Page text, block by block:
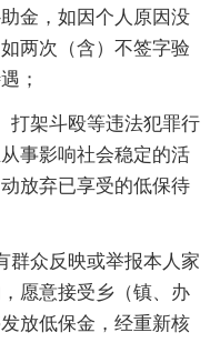
金，如因个人原因没
两次（含）不签字验
；
打架斗殴等违法犯罪行
事影响社会稳定的活
放弃已享受的低保待
群众反映或举报本人家
愿意接受乡（镇、办
放低保金，经重新核